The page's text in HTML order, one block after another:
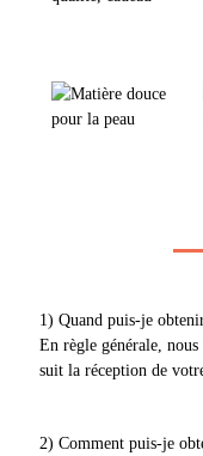
1) Quand puis-je
En règle générale,
suit la réception de
2) Comment puis-je